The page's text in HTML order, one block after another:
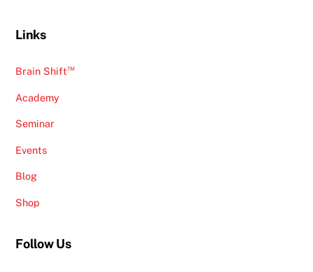
Links
Brain Shift™
Academy
Seminar
Events
Blog
Shop
Follow Us